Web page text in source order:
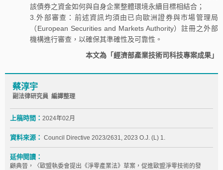
該債券之資金如何與自身企業整體環境永續目標相結合；
3.外部審查：前述資訊均須由已向歐洲證券與市場管理局
（European Securities and Markets Authority）註冊之外部
機構進行審查，以確保其準確性及可靠性。
本文為「經濟部產業技術司科技專案成果」
蔡淳宇
副法律研究員 編譯整理
上稿時間： 2024年02月
資料來源： Council Directive 2023/2631, 2023 O.J. (L) 1.
延伸閱讀：
顧典晉，〈歐盟執委會提出《淨零產業法》草案，促進歐盟淨零技術的發